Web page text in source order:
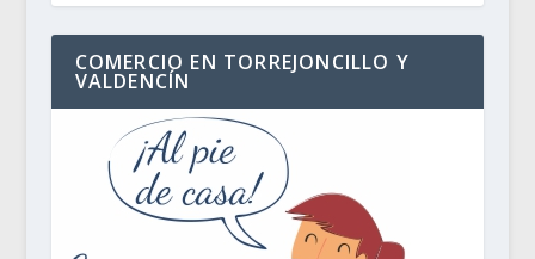
COMERCIO EN TORREJONCILLO Y
VALDENCÍN